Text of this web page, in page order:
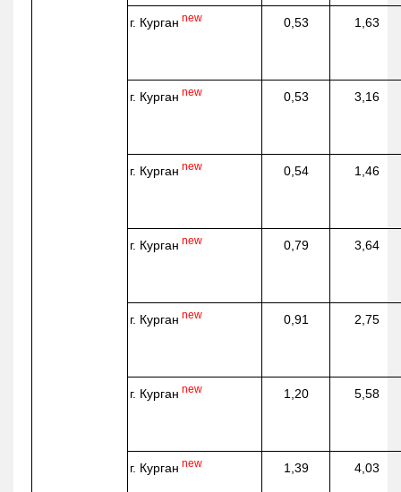
г. Курган new 0,53 1,63
г. Курган new 0,53 3,16
г. Курган new 0,54 1,46
г. Курган new 0,79 3,64
г. Курган new 0,91 2,75
г. Курган new 1,20 5,58
г. Курган new 1,39 4,03